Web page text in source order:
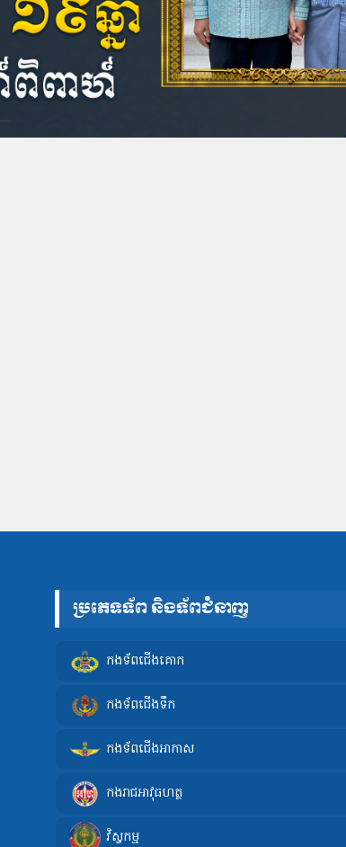
ប្រភេទទ័ព និងទ័ពជំនាញ
កងទ័ពជើងគោក
កងទ័ពជើងទឹក
កងទ័ពជើងអាកាស
កងរាជអាវុធហត្ថ
វិស្វកម្ម